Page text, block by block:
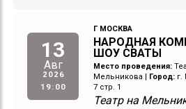
13
Авг
2026
19:00
Г МОСКВА
НАРОДНАЯ
ШОУ СВАТЫ
Место проведения:
Мельникова
Город: г.
7 стр. 1
Театр на